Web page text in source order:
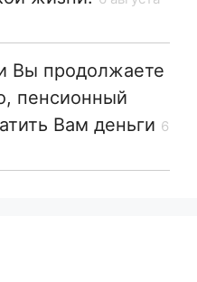
Вы продолжаете
пенсионный
Вам деньги 6